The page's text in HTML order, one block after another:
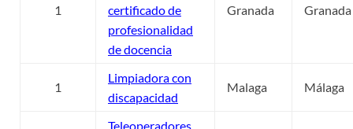
1
certificado de
profesionalidad
de docencia
Granada Granada
1
Limpiadora con
discapacidad
Malaga Málaga
Teleoperadores